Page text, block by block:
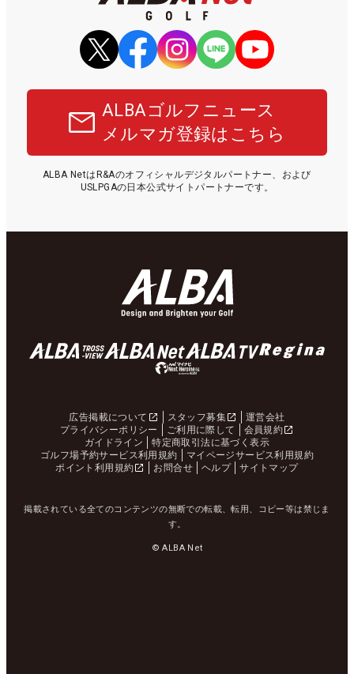
ALBAゴルフニュース
メルマガ登録はこちら
ALBA NetはR&Aのオフィシャルデジタルパートナー、および
USLPGAの日本公式サイトパートナーです。
広告掲載について スタッフ募集
運営会社
プライバシーポリシー
ご利用に際して
会員規約
ガイドライン
特定商取引法に基づく表示
ゴルフ場予約サービス利用規約
マイページサービス利用規約
ポイント利用規約
お問合せ ヘルプ サイトマップ
掲載されている全てのコンテンツの無断での転載、転用、コピー等は禁じま
す。
© ALBA Net